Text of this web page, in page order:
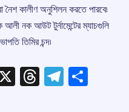
নৈশ কালীণ অনুশিলন করতে পারবে৷
নক আউট টুর্নামেন্টের ম্যাচগুলি
তিমির চন্দ৷
X Threads